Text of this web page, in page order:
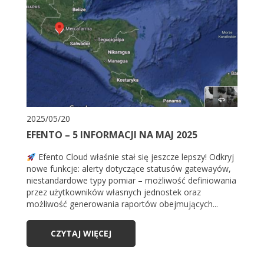
2025/05/20
EFENTO – 5 INFORMACJI NA MAJ 2025
Efento Cloud właśnie stał się jeszcze lepszy! Odkryj
nowe funkcje: alerty dotyczące statusów gatewayów,
niestandardowe typy pomiar – możliwość definiowania
przez użytkowników własnych jednostek oraz
możliwość generowania raportów obejmujących...
CZYTAJ WIĘCEJ